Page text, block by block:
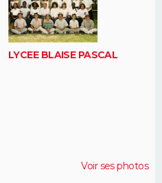
LYCEE BLAISE PASCAL
Voir ses photos